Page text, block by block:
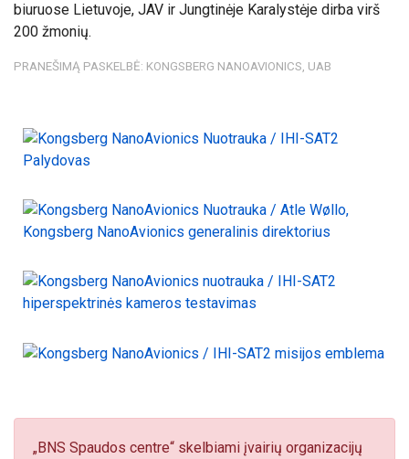
biuruose Lietuvoje, JAV ir Jungtinėje Karalystėje dirba virš
200 žmonių.
PRANEŠIMĄ PASKELBĖ: KONGSBERG NANOAVIONICS, UAB
„BNS Spaudos centre“ skelbiami įvairių organizacijų